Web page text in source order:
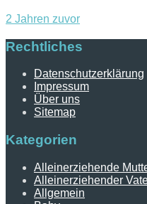
2 Jahren zuvor
Rechtliches
Datenschutzerklärung
Impressum
Über uns
Sitemap
Kategorien
Alleinerziehende
Alleinerziehender
Allgemein